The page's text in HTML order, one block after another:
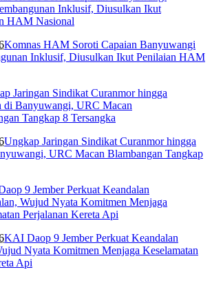
Komnas HAM Soroti Capaian Banyuwangi
Inklusif, Diusulkan Ikut Penilaian HAM
Ungkap Jaringan Sindikat Curanmor hingga
URC Macan Blambangan Tangkap
KAI Daop 9 Jember Perkuat Keandalan
Nyata Komitmen Menjaga Keselamatan
Api